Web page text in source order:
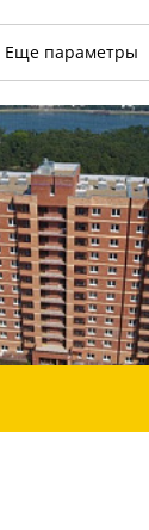
Еще параметры